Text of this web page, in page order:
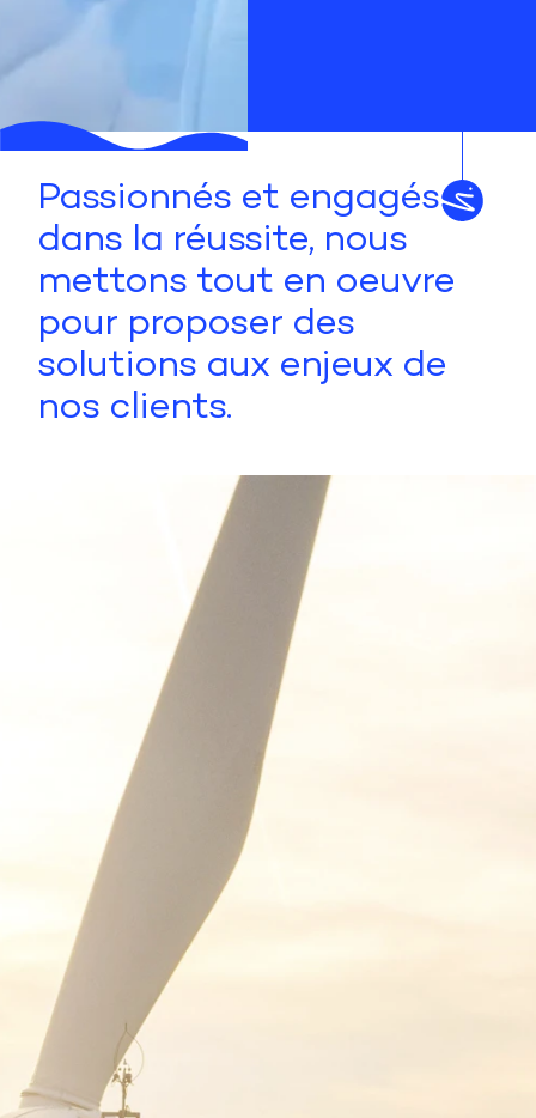
Passionnés et engagés
dans la réussite, nous
mettons tout en oeuvre
pour proposer des
solutions aux enjeux de
nos clients.